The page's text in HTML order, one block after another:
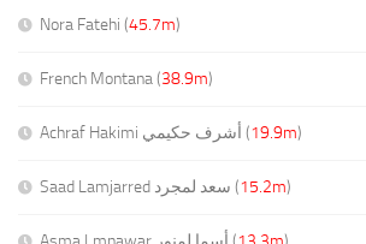
Nora Fatehi (45.7m)
French Montana (38.9m)
Achraf Hakimi أشرف حكيمي ( 19.9m)
Saad Lamjarred سعد لمجرد ( 15.2m)